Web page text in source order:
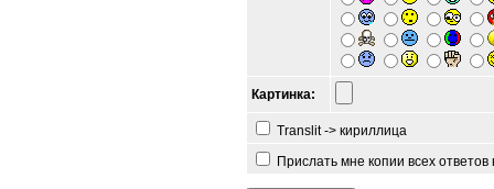
Картинка:
Translit -> кириллица
Прислать мне копии всех